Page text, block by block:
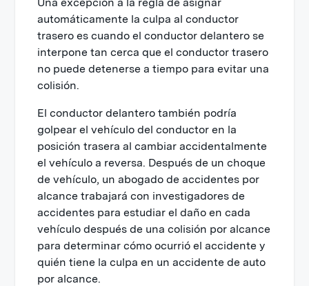
automáticamente la culpa al conductor
trasero es cuando el conductor delantero se
interpone tan cerca que el conductor trasero
no puede detenerse a tiempo para evitar una
colisión.
El conductor delantero también podría
golpear el vehículo del conductor en la
posición trasera al cambiar accidentalmente
el vehículo a reversa. Después de un choque
de vehículo, un abogado de accidentes por
alcance trabajará con investigadores de
accidentes para estudiar el daño en cada
vehículo después de una colisión por alcance
para determinar cómo ocurrió el accidente y
quién tiene la culpa en un accidente de auto
por alcance.